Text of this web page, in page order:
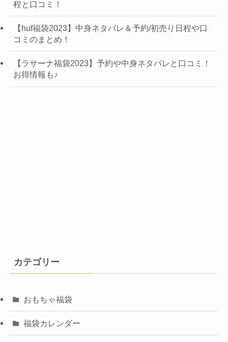
程と口コミ！
【huf福袋2023】中身ネタバレ＆予約/初売り日程や口
コミのまとめ！
【ラサーナ福袋2023】予約や中身ネタバレと口コミ！
お得情報も♪
カテゴリー
おもちゃ福袋
福袋カレンダー